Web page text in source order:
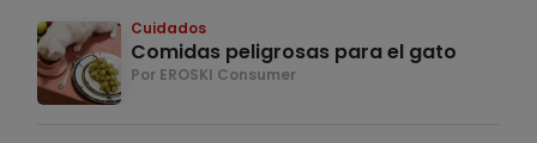
Cuidados
Comidas peligrosas para el gato
Por EROSKI Consumer